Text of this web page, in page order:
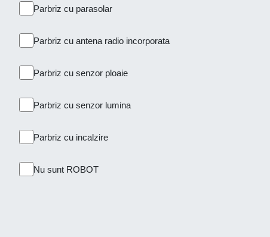
Parbriz cu parasolar
Parbriz cu antena radio incorporata
Parbriz cu senzor ploaie
Parbriz cu senzor lumina
Parbriz cu incalzire
Nu sunt ROBOT